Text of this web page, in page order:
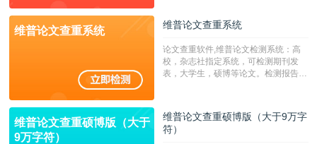
维普论文查重系统 维普论文查重系统
论文查重软件,维普论文检测系统：高
校，杂志社指定系统，可检测期刊发
表，大学生，硕博等论文。检测报告支
维普论文查重硕博版（大于
9万字符）
维普论文查重硕博版（大于9万字
符）